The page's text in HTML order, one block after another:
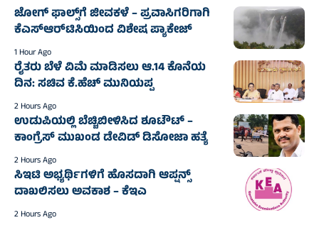
ಜೋಗ್‌ ಫಾಲ್ಸ್‌ಗೆ ಜೀವಕಳೆ – ಪ್ರವಾಸಿಗರಿಗಾಗಿ
ಕೆಎಸ್ಆರ್‌ಟಿಸಿಯಿಂದ ವಿಶೇಷ ಪ್ಯಾಕೇಜ್
1 Hour Ago
ರೈತರು ಬೆಳೆ ವಿಮೆ ಮಾಡಿಸಲು ಆ.14 ಕೊನೆಯ
ದಿನ: ಸಚಿವ ಕೆ.ಹೆಚ್ ಮುನಿಯಪ್ಪ
2 Hours Ago
ಉಡುಪಿಯಲ್ಲಿ ಬೆಚ್ಚಿಬೀಳಿಸಿದ ಶೂಟೌಟ್ –
ಕಾಂಗ್ರೆಸ್ ಮುಖಂಡ ಡೇವಿಡ್ ಡಿಸೋಜಾ ಹತ್ಯೆ
2 Hours Ago
ಸಿಇಟಿ ಅಭ್ಯರ್ಥಿಗಳಿಗೆ ಹೊಸದಾಗಿ ಆಪ್ಷನ್ಸ್
ದಾಖಲಿಸಲು ಅವಕಾಶ – ಕೆಇಎ
2 Hours Ago